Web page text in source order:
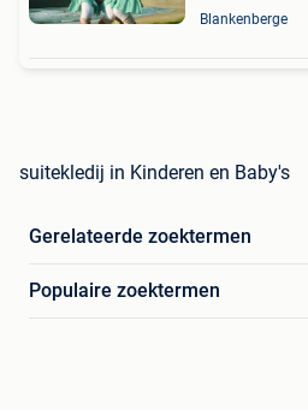
Blankenberge
suitekledij in Kinderen en Baby's
Gerelateerde zoektermen
Populaire zoektermen